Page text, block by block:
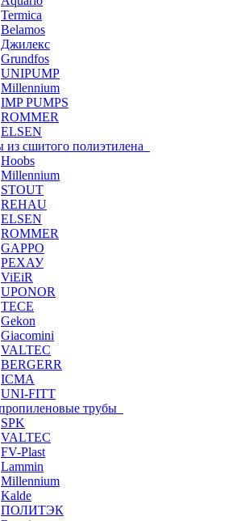
Termica
Belamos
Джилекс
Grundfos
UNIPUMP
Millennium
IMP PUMPS
ROMMER
ELSEN
из сшитого полиэтилена
Hoobs
Millennium
STOUT
REHAU
ELSEN
ROMMER
GAPPO
РЕХАУ
ViEiR
UPONOR
TECE
Gekon
Giacomini
VALTEC
BERGERR
ICMA
UNI-FITT
трубы
SPK
VALTEC
FV-Plast
Lammin
Millennium
Kalde
ПОЛИТЭК